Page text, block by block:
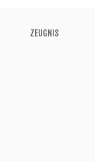
ZEUGNIS